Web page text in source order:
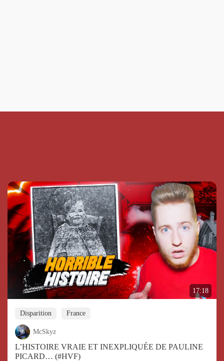
17:18
Disparition France
McSkyz
L’HISTOIRE VRAIE ET INEXPLIQUÉE DE PAULINE
PICARD… (#HVF)